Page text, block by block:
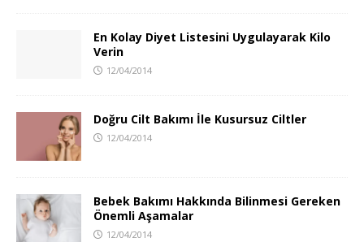
En Kolay Diyet Listesini Uygulayarak Kilo
Verin
12/04/2014
Doğru Cilt Bakımı İle Kusursuz Ciltler
12/04/2014
Bebek Bakımı Hakkında Bilinmesi Gereken
Önemli Aşamalar
12/04/2014